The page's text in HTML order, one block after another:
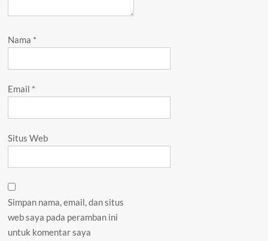
Nama *
Email *
Situs Web
Simpan nama, email, dan situs
web saya pada peramban ini
untuk komentar saya